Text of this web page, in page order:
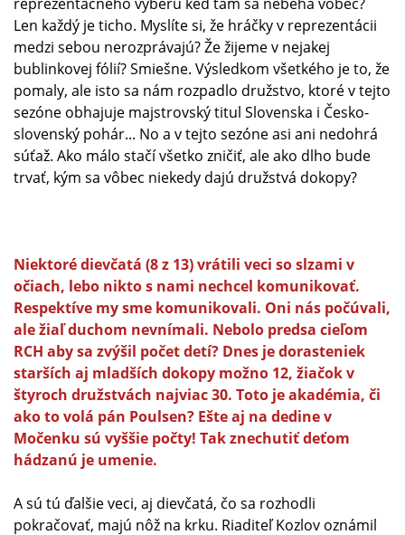
Len každý je ticho. Myslíte si, že hráčky v reprezentácii
medzi sebou nerozprávajú? Že žijeme v nejakej
bublinkovej fólií? Smiešne. Výsledkom všetkého je to, že
pomaly, ale isto sa nám rozpadlo družstvo, ktoré v tejto
sezóne obhajuje majstrovský titul Slovenska i Česko-
slovenský pohár... No a v tejto sezóne asi ani nedohrá
súťaž. Ako málo stačí všetko zničiť, ale ako dlho bude
trvať, kým sa vôbec niekedy dajú družstvá dokopy?
Niektoré dievčatá (8 z 13) vrátili veci so slzami v
očiach, lebo nikto s nami nechcel komunikovať.
Respektíve my sme komunikovali. Oni nás počúvali,
ale žiaľ duchom nevnímali. Nebolo predsa cieľom
RCH aby sa zvýšil počet detí? Dnes je dorasteniek
starších aj mladších dokopy možno 12, žiačok v
štyroch družstvách najviac 30. Toto je akadémia, či
ako to volá pán Poulsen? Ešte aj na dedine v
Močenku sú vyššie počty! Tak znechutiť deťom
hádzanú je umenie.
A sú tú ďalšie veci, aj dievčatá, čo sa rozhodli
pokračovať, majú nôž na krku. Riaditeľ Kozlov oznámil